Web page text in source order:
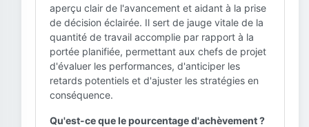
aperçu clair de l'avancement et aidant à la prise
de décision éclairée. Il sert de jauge vitale de la
quantité de travail accomplie par rapport à la
portée planifiée, permettant aux chefs de projet
d'évaluer les performances, d'anticiper les
retards potentiels et d'ajuster les stratégies en
conséquence.
Qu'est-ce que le pourcentage d'achèvement ?